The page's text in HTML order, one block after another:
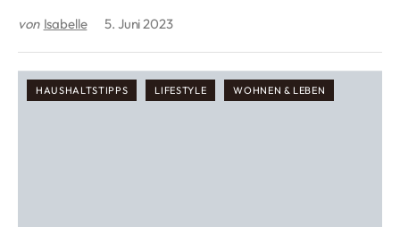
von Isabelle 5. Juni 2023
HAUSHALTSTIPPS LIFESTYLE WOHNEN & LEBEN